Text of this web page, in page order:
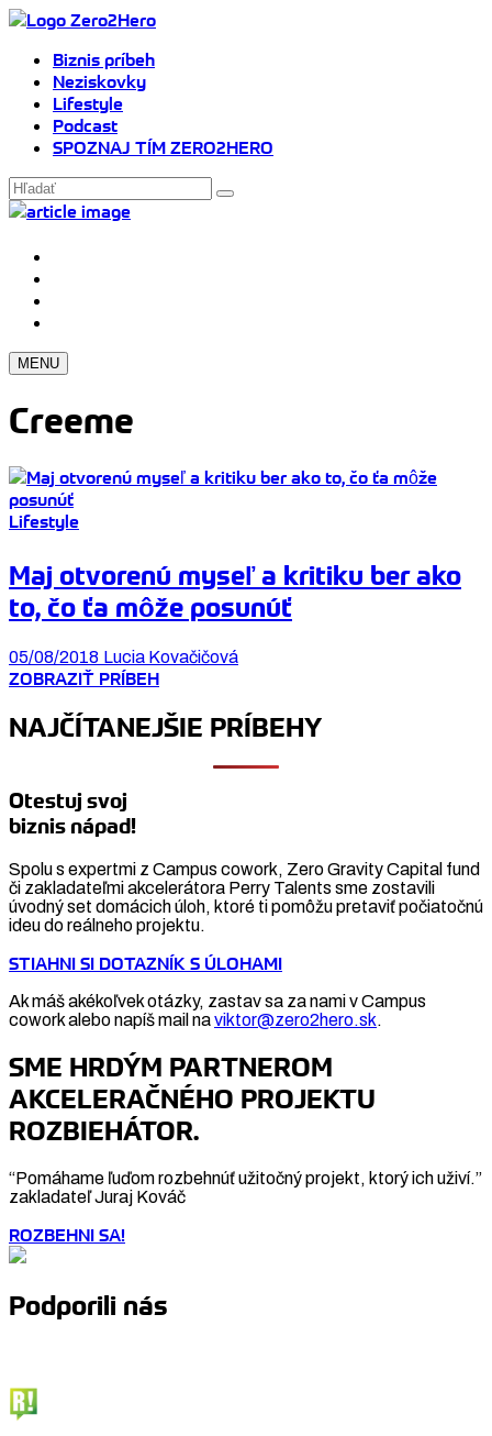
Biznis príbeh
Neziskovky
Lifestyle
Podcast
SPOZNAJ TÍM ZERO2HERO
MENU
Creeme
Lifestyle
Maj otvorenú myseľ a kritiku ber ako
to, čo ťa môže posunúť
05/08/2018 Lucia Kovačičová
ZOBRAZIŤ PRÍBEH
NAJČÍTANEJŠIE PRÍBEHY
Otestuj svoj
biznis nápad!
Spolu s expertmi z Campus cowork, Zero Gravity Capital fund
či zakladateľmi akcelerátora Perry Talents sme zostavili
úvodný set domácich úloh, ktoré ti pomôžu pretaviť počiatočnú
ideu do reálneho projektu.
STIAHNI SI DOTAZNÍK S ÚLOHAMI
Ak máš akékoľvek otázky, zastav sa za nami v Campus
cowork alebo napíš mail naviktor@zero2hero.sk.
SME HRDÝM PARTNEROM
AKCELERAČNÉHO PROJEKTU
ROZBIEHÁTOR.
“Pomáhame ľuďom rozbehnúť užitočný projekt, ktorý ich uživí.”
zakladateľ Juraj Kováč
ROZBEHNI SA!
Podporili nás